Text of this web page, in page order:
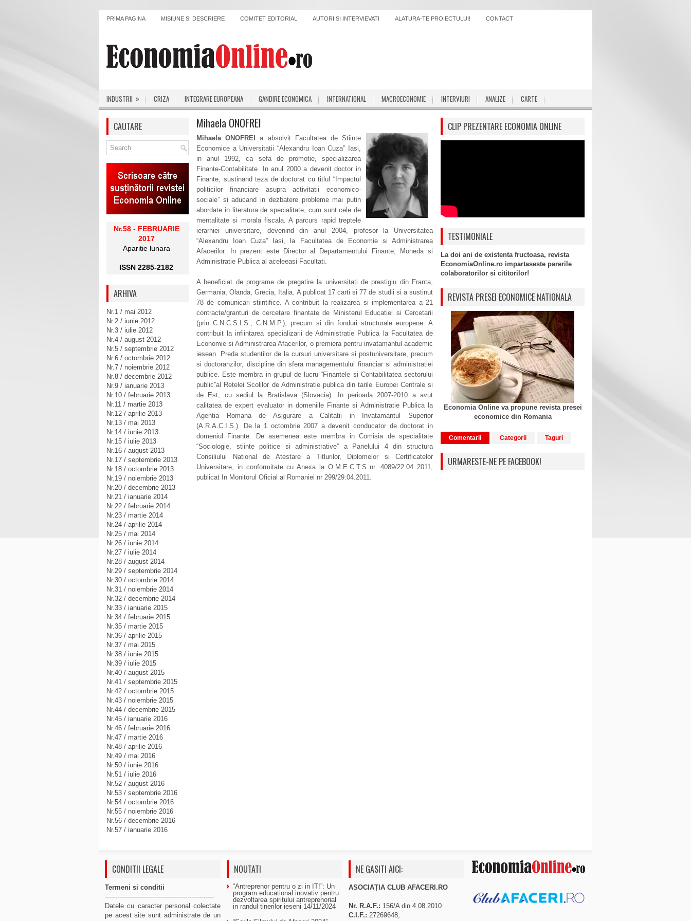
PRIMA PAGINA MISIUNE SI DESCRIERE COMITET EDITORIAL AUTORI SI INTERVIEVATI ALATURA-TE PROIECTULUI! CONTACT
INDUSTRII » CRIZA INTEGRARE EUROPEANA GANDIRE ECONOMICA INTERNATIONAL MACROECONOMIE INTERVIURI ANALIZE CARTE
Mihaela ONOFREI
Mihaela ONOFREI
a absolvit Facultatea de Stiinte
Economice a Universitatii “Alexandru Ioan Cuza” Iasi,
in anul 1992, ca sefa de promotie, specializarea
Finante-Contabilitate. In anul 2000 a devenit doctor in
Finante, sustinand teza de doctorat cu titlul “Impactul
politicilor financiare asupra activitatii economico-
sociale” si aducand in dezbatere probleme mai putin
abordate in literatura de specialitate, cum sunt cele de
mentalitate si morala fiscala. A parcurs rapid treptele
ierarhiei universitare, devenind din anul 2004, profesor la Universitatea
“Alexandru Ioan Cuza” Iasi, la Facultatea de Economie si Administrarea
Afacerilor. In prezent este Director al Departamentului Finante, Moneda si
Administratie Publica al aceleeasi Facultati.
A beneficiat de programe de pregatire la universitati de prestigiu din Franta,
Germania, Olanda, Grecia, Italia. A publicat 17 carti si 77 de studii si a sustinut
78 de comunicari stiintifice. A contribuit la realizarea si implementarea a 21
contracte/granturi de cercetare finantate de Ministerul Educatiei si Cercetarii
(prin C.N.C.S.I.S., C.N.M.P.), precum si din fonduri structurale europene. A
contribuit la infiintarea specializarii de Administratie Publica la Facultatea de
Economie si Administrarea Afacerilor, o premiera pentru invatamantul academic
iesean. Preda studentilor de la cursuri universitare si postuniversitare, precum
si doctoranzilor, discipline din sfera managementului financiar si administratiei
publice. Este membra in grupul de lucru “Finantele si Contabilitatea sectorului
public”al Retelei Scolilor de Administratie publica din tarile Europei Centrale si
de Est, cu sediul la Bratislava (Slovacia). In perioada 2007-2010 a avut
calitatea de expert evaluator in domeniile Finante si Administratie Publica la
Agentia Romana de Asigurare a Calitatii in Invatamantul Superior
(A.R.A.C.I.S.). De la 1 octombrie 2007 a devenit conducator de doctorat in
domeniul Finante. De asemenea este membra in Comisia de specialitate
“Sociologie, stiinte politice si administrative” a Panelului 4 din structura
Consiliului National de Atestare a Titlurilor, Diplomelor si Certificatelor
Universitare, in conformitate cu Anexa la O.M.E.C.T.S nr. 4089/22.04 2011,
publicat In Monitorul Oficial al Romaniei nr 299/29.04.2011.
CAUTARE
Nr.58 - FEBRUARIE
2017
Aparitie lunara
ISSN 2285-2182
ARHIVA
Nr.1 / mai 2012
Nr.2 / iunie 2012
Nr.3 / iulie 2012
Nr.4 / august 2012
Nr.5 / septembrie 2012
Nr.6 / octombrie 2012
Nr.7 / noiembrie 2012
Nr.8 / decembrie 2012
Nr.9 / ianuarie 2013
Nr.10 / februarie 2013
Nr.11 / martie 2013
Nr.12 / aprilie 2013
Nr.13 / mai 2013
Nr.14 / iunie 2013
Nr.15 / iulie 2013
Nr.16 / august 2013
Nr.17 / septembrie 2013
Nr.18 / octombrie 2013
Nr.19 / noiembrie 2013
Nr.20 / decembrie 2013
Nr.21 / ianuarie 2014
Nr.22 / februarie 2014
Nr.23 / martie 2014
Nr.24 / aprilie 2014
Nr.25 / mai 2014
Nr.26 / iunie 2014
Nr.27 / iulie 2014
Nr.28 / august 2014
Nr.29 / septembrie 2014
Nr.30 / octombrie 2014
Nr.31 / noiembrie 2014
Nr.32 / decembrie 2014
Nr.33 / ianuarie 2015
Nr.34 / februarie 2015
Nr.35 / martie 2015
Nr.36 / aprilie 2015
Nr.37 / mai 2015
Nr.38 / iunie 2015
Nr.39 / iulie 2015
Nr.40 / august 2015
Nr.41 / septembrie 2015
Nr.42 / octombrie 2015
Nr.43 / noiembrie 2015
Nr.44 / decembrie 2015
Nr.45 / ianuarie 2016
Nr.46 / februarie 2016
Nr.47 / martie 2016
Nr.48 / aprilie 2016
Nr.49 / mai 2016
Nr.50 / iunie 2016
Nr.51 / iulie 2016
Nr.52 / august 2016
Nr.53 / septembrie 2016
Nr.54 / octombrie 2016
Nr.55 / noiembrie 2016
Nr.56 / decembrie 2016
Nr.57 / ianuarie 2016
CLIP PREZENTARE ECONOMIA ONLINE
TESTIMONIALE
La doi ani de existenta fructoasa, revista
EconomiaOnline.ro impartaseste parerile
colaboratorilor si cititorilor!
REVISTA PRESEI ECONOMICE NATIONALA
Economia Online va propune revista presei
economice din Romania
Comentarii Categorii Taguri
URMARESTE-NE PE FACEBOOK!
CONDITII LEGALE
Termeni si conditii
-----------------------------------------------------
Datele cu caracter personal colectate
pe acest site sunt administrate de un
NOUTATI
“Antreprenor pentru o zi in IT!”: Un
program educational inovativ pentru
dezvoltarea spiritului antreprenorial
in randul tinerilor ieseni 14/11/2024
NE GASITI AICI:
ASOCIAȚIA CLUB AFACERI.RO
Nr. R.A.F.: 156/A din 4.08.2010
C.I.F.: 27269648;